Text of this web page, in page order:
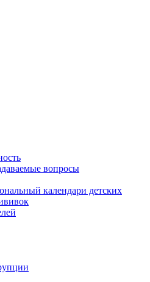
вопросы
календари детских